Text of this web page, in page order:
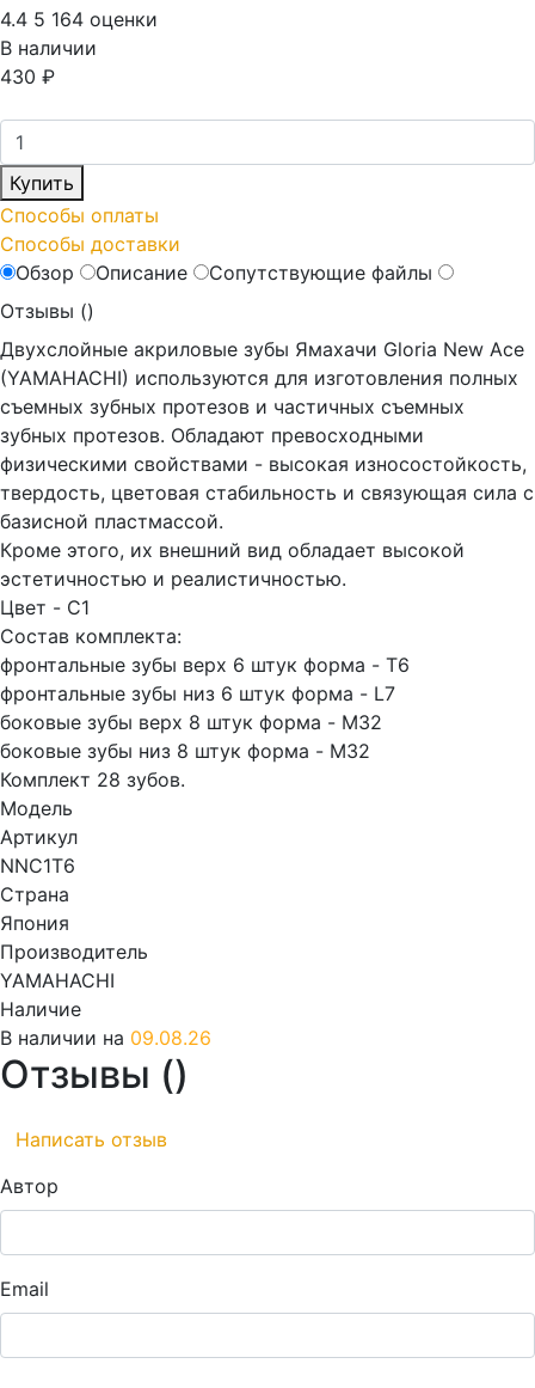
4.4 5 164 оценки
В наличии
430 ₽
Купить
Способы оплаты
Способы доставки
Обзор
Описание
Сопутствующие файлы
Отзывы ()
Двухслойные акриловые зубы Ямахачи Gloria New Ace
(YAMAHACHI) используются для изготовления полных
съемных зубных протезов и частичных съемных
зубных протезов. Обладают превосходными
физическими свойствами - высокая износостойкость,
твердость, цветовая стабильность и связующая сила с
базисной пластмассой.
Кроме этого, их внешний вид обладает высокой
эстетичностью и реалистичностью.
Цвет - C1
Состав комплекта:
фронтальные зубы верх 6 штук форма - T6
фронтальные зубы низ 6 штук форма - L7
боковые зубы верх 8 штук форма - M32
боковые зубы низ 8 штук форма - M32
Комплект 28 зубов.
Модель
Артикул
NNC1T6
Страна
Япония
Производитель
YAMAHACHI
Наличие
В наличии на 09.08.26
Отзывы ()
Написать отзыв
Автор
Email